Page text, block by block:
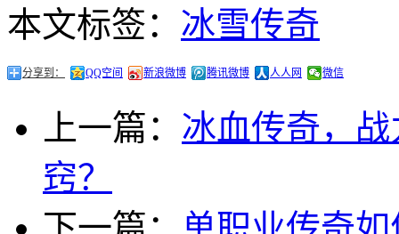
本文标签： 冰雪传奇
分享到： QQ空间 新浪微博 腾讯微博 人人网 微信
上一篇： 冰血传奇，
窍？